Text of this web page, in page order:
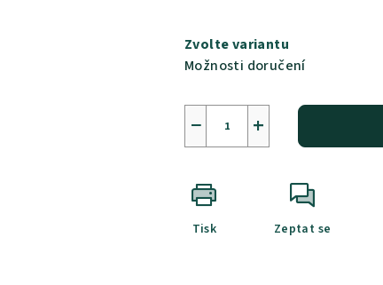
cena:
Zvolte variantu
Možnosti doručení
+
−
Tisk Zeptat se